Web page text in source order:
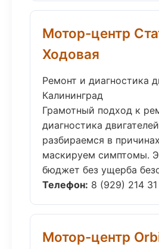
Мотор-центр
Ходовая
Ремонт и диагностика
Калининград
Грамотный подход к
диагностика
разбираемся в
маскируем симптомы.
бюджет без ущерба
Телефон: 8 (929) 214 31
Мотор-центр